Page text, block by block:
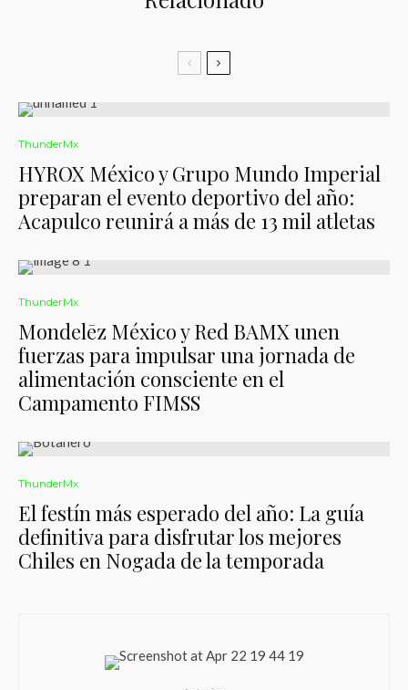
ThunderMx
HYROX México y Grupo Mundo Imperial
preparan el evento deportivo del año:
Acapulco reunirá a más de 13 mil atletas
ThunderMx
Mondelēz México y Red BAMX unen
fuerzas para impulsar una jornada de
alimentación consciente en el
Campamento FIMSS
ThunderMx
El festín más esperado del año: La guía
definitiva para disfrutar los mejores
Chiles en Nogada de la temporada